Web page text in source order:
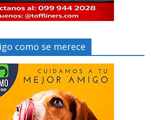
como se merece